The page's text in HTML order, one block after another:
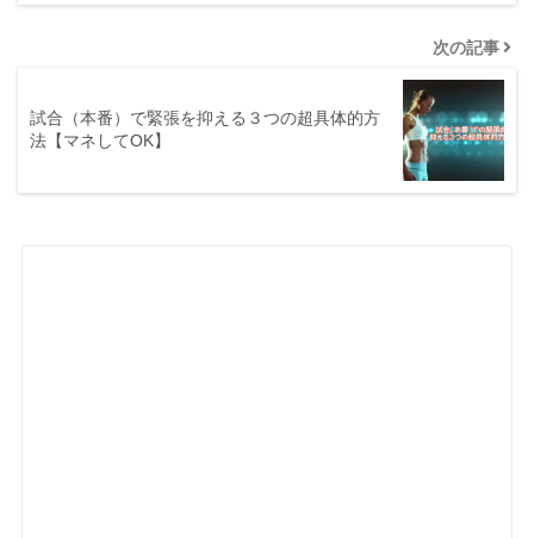
次の記事
試合（本番）で緊張を抑える３つの超具体的方
法【マネしてOK】